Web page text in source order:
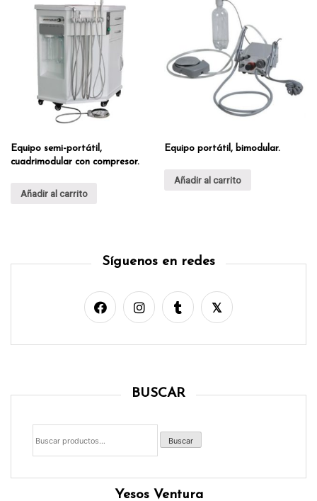
Equipo semi-portátil,
cuadrimodular con compresor.
Añadir al carrito
Equipo portátil, bimodular.
Añadir al carrito
Síguenos en redes
BUSCAR
Buscar
por:
Buscar
Yesos Ventura